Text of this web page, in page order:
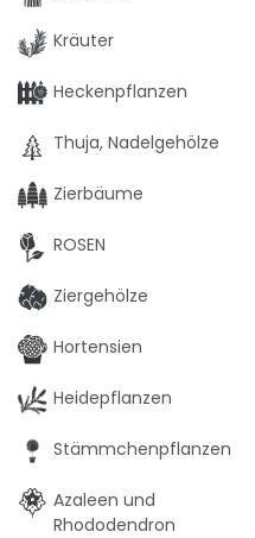
Kräuter
Heckenpflanzen
Thuja, Nadelgehölze
Zierbäume
ROSEN
Ziergehölze
Hortensien
Heidepflanzen
Stämmchenpflanzen
Azaleen und
Rhododendron